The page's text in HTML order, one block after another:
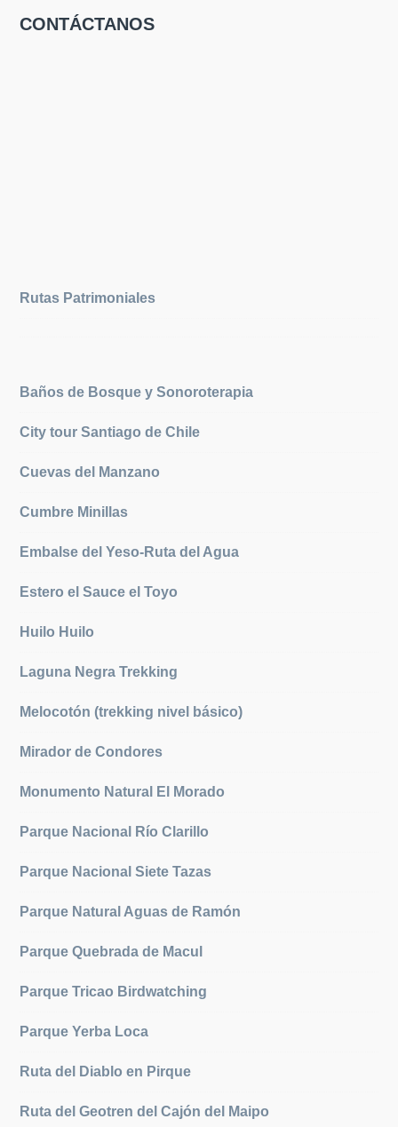
CONTÁCTANOS
Rutas Patrimoniales
Baños de Bosque y Sonoroterapia
City tour Santiago de Chile
Cuevas del Manzano
Cumbre Minillas
Embalse del Yeso-Ruta del Agua
Estero el Sauce el Toyo
Huilo Huilo
Laguna Negra Trekking
Melocotón (trekking nivel básico)
Mirador de Condores
Monumento Natural El Morado
Parque Nacional Río Clarillo
Parque Nacional Siete Tazas
Parque Natural Aguas de Ramón
Parque Quebrada de Macul
Parque Tricao Birdwatching
Parque Yerba Loca
Ruta del Diablo en Pirque
Ruta del Geotren del Cajón del Maipo